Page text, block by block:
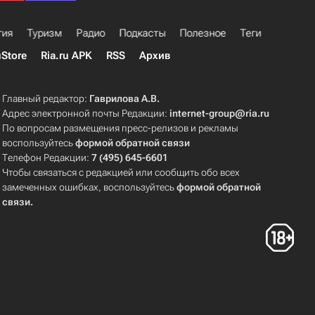
Туризм Радио Подкасты Полезное
Теги
Ria.ru APK RSS Архив
Главный редактор: Гаврилова А.В.
Адрес электронной почты Редакции:internet-group@ria.ru
По вопросам размещения пресс-релизов и рекламы
воспользуйтесьформой обратной связи
Телефон Редакции:7 (495) 645-6601
Чтобы связаться с редакцией или сообщить обо всех
замеченных ошибках, воспользуйтесьформой обратной
связи.